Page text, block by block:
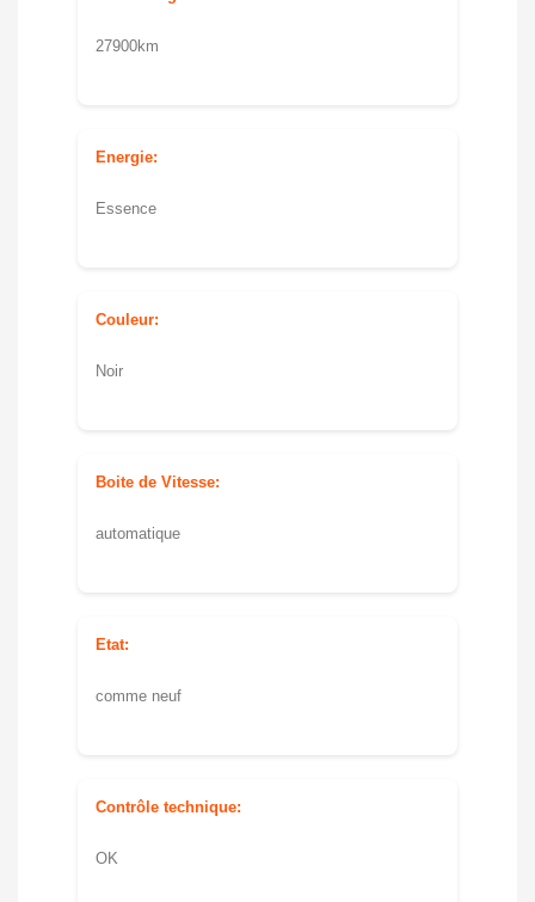
27900km
Energie:
Essence
Couleur:
Noir
Boite de Vitesse:
automatique
Etat:
comme neuf
Contrôle technique:
OK